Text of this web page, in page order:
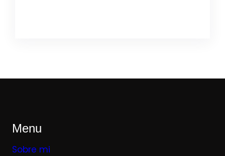
Menu
Sobre mi